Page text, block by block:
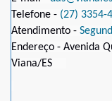
Telefone - (27) 3354-
Atendimento -
Endereço - Avenida
Viana/ES